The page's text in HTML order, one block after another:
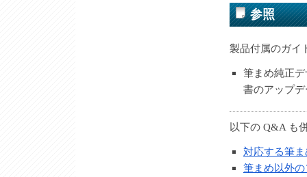
参照
製品付属のガイ
筆まめ純正
書のアップ
以下の Q&A も
対応する筆
筆まめ以外